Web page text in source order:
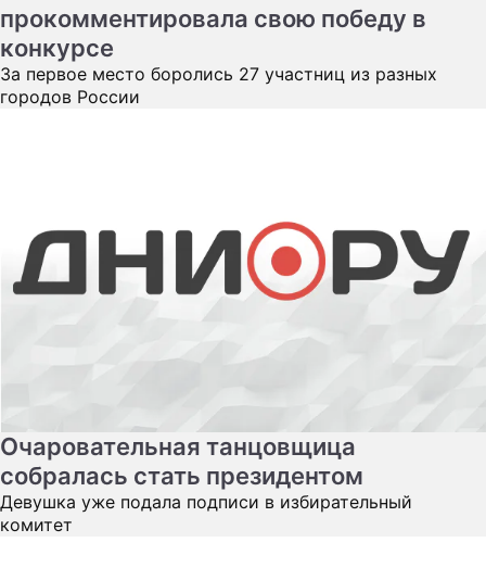
прокомментировала свою победу в
конкурсе
За первое место боролись 27 участниц из разных
городов России
Очаровательная танцовщица
собралась стать президентом
Девушка уже подала подписи в избирательный
комитет